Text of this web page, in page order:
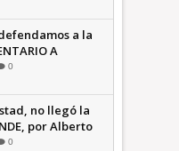
a la
A
0
no llegó la
por Alberto
0